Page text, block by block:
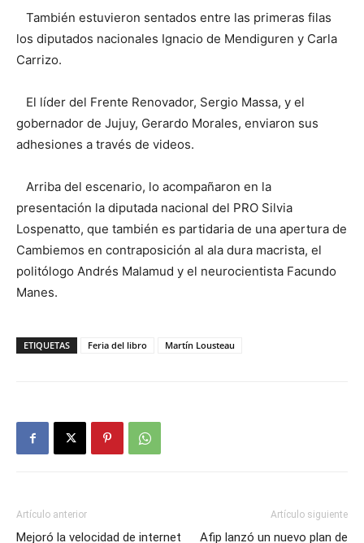
También estuvieron sentados entre las primeras filas
los diputados nacionales Ignacio de Mendiguren y Carla
Carrizo.
El líder del Frente Renovador, Sergio Massa, y el
gobernador de Jujuy, Gerardo Morales, enviaron sus
adhesiones a través de videos.
Arriba del escenario, lo acompañaron en la
presentación la diputada nacional del PRO Silvia
Lospenatto, que también es partidaria de una apertura de
Cambiemos en contraposición al ala dura macrista, el
politólogo Andrés Malamud y el neurocientista Facundo
Manes.
ETIQUETAS Feria del libro Martín Lousteau
Artículo anterior
Mejoró la velocidad de internet
Artículo siguiente
Afip lanzó un nuevo plan de